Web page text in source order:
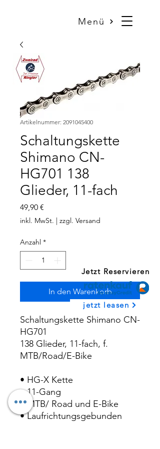
Menü
Artikelnummer: 2091045400
Schaltungskette
Shimano CN-
HG701 138
Glieder, 11-fach
49,90 €
inkl. MwSt. | zzgl. Versand
Anzahl *
In den Warenkorb
Schaltungskette Shimano CN-
HG701
138 Glieder, 11-fach, f.
MTB/Road/E-Bike
• HG-X Kette
• 11-Gang
• MTB/ Road und E-Bike
• Laufrichtungsgebunden
Jetzt Reservieren
jetzt leasen